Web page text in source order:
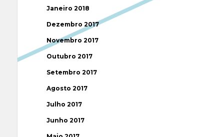
Janeiro 2018
Dezembro 2017
Novembro 2017
Outubro 2017
Setembro 2017
Agosto 2017
Julho 2017
Junho 2017